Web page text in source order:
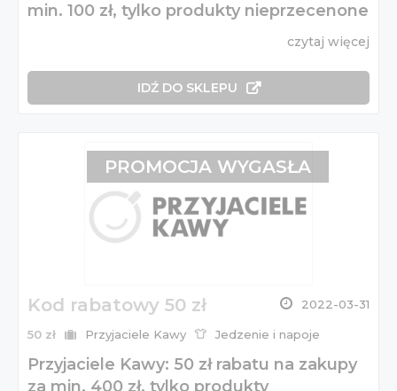
min. 100 zł, tylko produkty nieprzecenone
czytaj więcej
IDŹ DO SKLEPU
Kod rabatowy 50 zł 2022-03-31
50 zł Przyjaciele Kawy Jedzenie i napoje
Przyjaciele Kawy: 50 zł rabatu na zakupy
za min. 400 zł, tylko produkty
PROMOCJA WYGASŁA